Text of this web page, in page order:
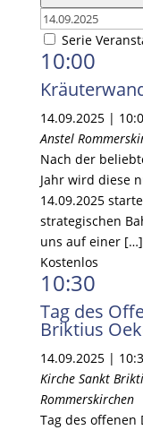
Serie
10:00
14.09.2025 |
Anstel
Nach der
Jahr wird diese
14.09.2025
strategischen
uns auf einer […]
Kostenlos
10:30
Tag des
Briktius
14.09.2025 |
Kirche Sankt
Rommerskirchen
Tag des offenen